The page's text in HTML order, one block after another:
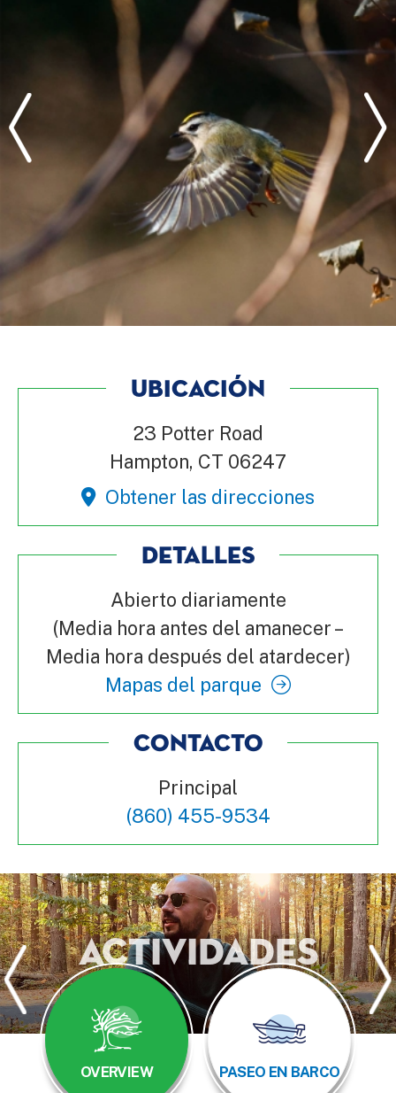
UBICACIÓN
23 Potter Road
Hampton, CT 06247
Obtener las direcciones
DETALLES
Abierto diariamente
(Media hora antes del amanecer –
Media hora después del atardecer)
Mapas del parque
CONTACTO
Principal
(860) 455-9534
Actividades
OVERVIEW PASEO EN BARCO